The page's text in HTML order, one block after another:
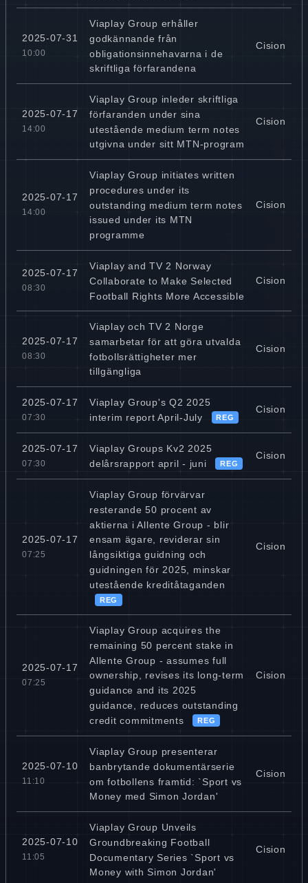
2025-07-31
10:00
Viaplay Group erhåller
godkännande från
obligationsinnehavarna i de
skriftliga förfarandena
Cision
2025-07-17
14:00
Viaplay Group inleder skriftliga
förfaranden under sina
utestående medium term notes
utgivna under sitt MTN-program
Cision
2025-07-17
14:00
Viaplay Group initiates written
procedures under its
outstanding medium term notes
issued under its MTN
programme
Cision
2025-07-17
08:30
Viaplay and TV 2 Norway
Collaborate to Make Selected
Football Rights More Accessible
Cision
2025-07-17
08:30
Viaplay och TV 2 Norge
samarbetar för att göra utvalda
fotbollsrättigheter mer
tillgängliga
Cision
2025-07-17
07:30
Viaplay Group's Q2 2025
interim report April-July
REG
Cision
2025-07-17
07:30
Viaplay Groups Kv2 2025
delårsrapport april - juni
REG
Cision
2025-07-17
07:25
Viaplay Group förvärvar
resterande 50 procent av
aktierna i Allente Group - blir
ensam ägare, reviderar sin
långsiktiga guidning och
guidningen för 2025, minskar
utestående kreditåtaganden
REG
Cision
2025-07-17
07:25
Viaplay Group acquires the
remaining 50 percent stake in
Allente Group - assumes full
ownership, revises its long-term
guidance and its 2025
guidance, reduces outstanding
credit commitments
REG
Cision
2025-07-10
11:10
Viaplay Group presenterar
banbrytande dokumentärserie
om fotbollens framtid: `Sport vs
Money med Simon Jordan'
Cision
2025-07-10
11:05
Viaplay Group Unveils
Groundbreaking Football
Documentary Series `Sport vs
Money with Simon Jordan'
Cision